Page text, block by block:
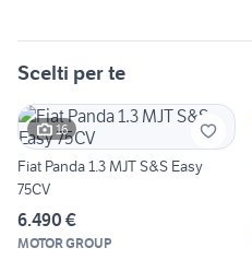
Scelti per te
16
Fiat Panda 1.3 MJT S&S Easy
75CV
6.490 €
MOTOR GROUP